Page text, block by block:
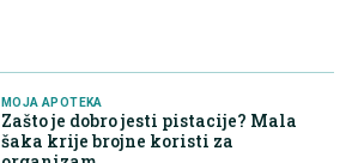
MOJA APOTEKA
Zašto je dobro jesti pistacije? Mala
šaka krije brojne koristi za